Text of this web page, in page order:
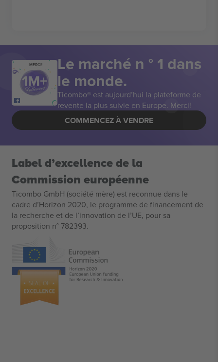
MERCI! Le marché n ° 1 dans
le monde.
Ticombo® est aujourd’hui la plateforme de
revente la plus suivie en Europe. Merci!
COMMENCEZ À VENDRE
Label d’excellence de la
Commission européenne
Ticombo GmbH (société mère) est reconnue dans le
cadre d’Horizon 2020, le programme de financement de
la recherche et de l’innovation de l’UE, pour sa
proposition n° 782393.